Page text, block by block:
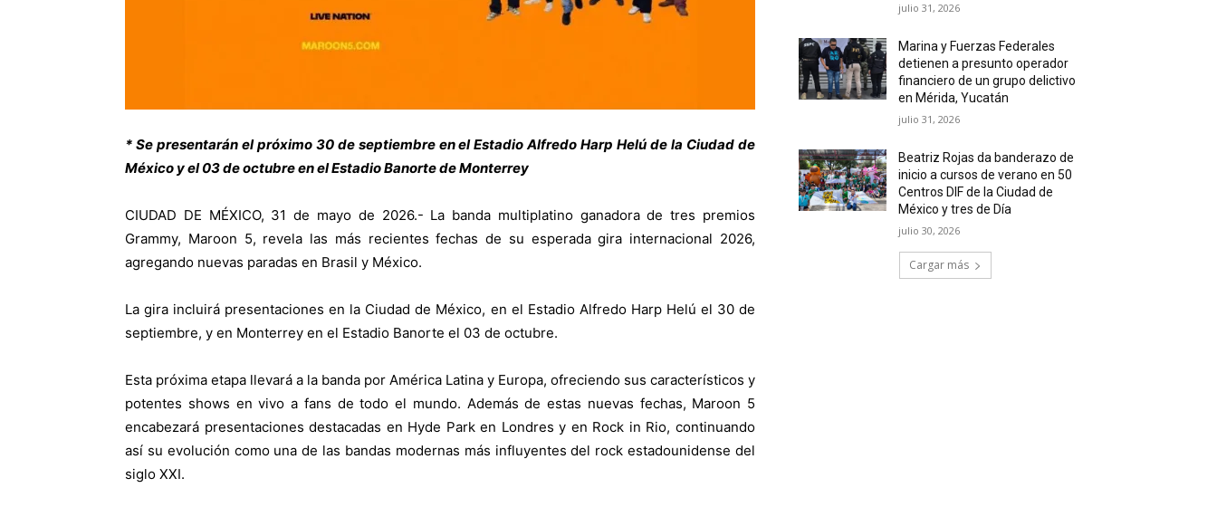
* Se presentarán el próximo 30 de septiembre en el Estadio Alfredo Harp Helú de la Ciudad de
México y el 03 de octubre en el Estadio Banorte de Monterrey
CIUDAD DE MÉXICO, 31 de mayo de 2026.- La banda multiplatino ganadora de tres premios
Grammy, Maroon 5, revela las más recientes fechas de su esperada gira internacional 2026,
agregando nuevas paradas en Brasil y México.
La gira incluirá presentaciones en la Ciudad de México, en el Estadio Alfredo Harp Helú el 30 de
septiembre, y en Monterrey en el Estadio Banorte el 03 de octubre.
Esta próxima etapa llevará a la banda por América Latina y Europa, ofreciendo sus característicos y
potentes shows en vivo a fans de todo el mundo. Además de estas nuevas fechas, Maroon 5
encabezará presentaciones destacadas en Hyde Park en Londres y en Rock in Rio, continuando
así su evolución como una de las bandas modernas más influyentes del rock estadounidense del
siglo XXI.
julio 31, 2026
Marina y Fuerzas Federales
detienen a presunto operador
financiero de un grupo delictivo
en Mérida, Yucatán
julio 31, 2026
Beatriz Rojas da banderazo de
inicio a cursos de verano en 50
Centros DIF de la Ciudad de
México y tres de Día
julio 30, 2026
Cargar más